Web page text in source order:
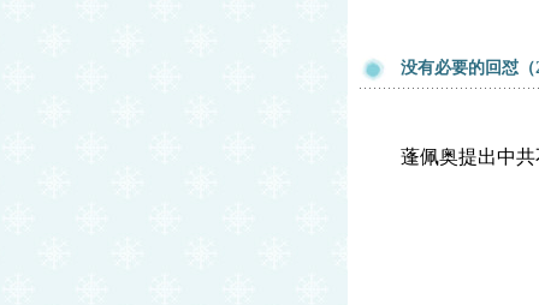
没有必要的回怼（
蓬佩奥提出中